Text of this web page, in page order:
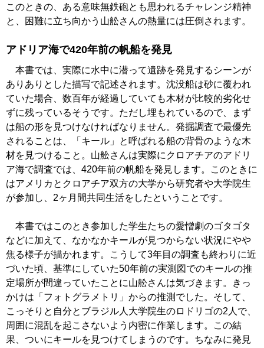
このときの、ある意味無鉄砲とも思われるチャレンジ精神
と、困難に立ち向かう山舩さんの熱量には圧倒されます。
アドリア海で420年前の帆船を発見
本書では、実際に水中に潜って遺跡を発見するシーンが
ありありとした描写で記述されます。沈没船は砂に覆われ
ていた場合、数百年が経過していても木材が比較的劣化せ
ずに残っているそうです。ただし埋もれているので、まず
は船の形を見つけなければなりません。発掘調査で最優先
されることは、「キール」と呼ばれる船の背骨のような木
材を見つけること。山舩さんは実際にクロアチアのアドリ
ア海で調査では、420年前の帆船を発見します。このときに
はアメリカとクロアチア双方の大学から研究者や大学院生
が参加し、2ヶ月間共同生活をしたということです。
本書ではこのとき参加した学生たちの愛憎劇のゴタゴタ
などに加えて、なかなかキールが見つからない状況にやや
焦る様子が描かれます。こうして3年目の調査も終わりに近
づいた頃、基準にしていた50年前の実測図でのキールの推
定場所が間違っていたことに山舩さんは気づきます。きっ
かけは「フォトグラメトリ」からの推測でした。そして、
こっそりと自分とブラジル人大学院生のロドリゴの2人で、
周囲に混乱を起こさないよう内密に作業します。この結
果、ついにキールを見つけてしまうのです。ちなみに発見